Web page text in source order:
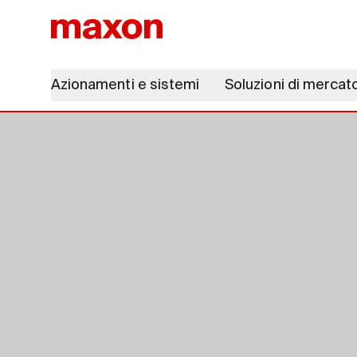
Azionamenti e sistemi Soluzioni di